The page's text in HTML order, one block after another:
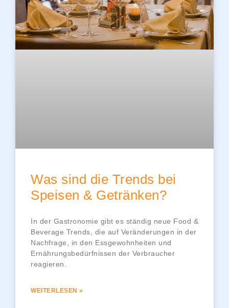
Was sind die Trends bei
Speisen & Getränken?
In der Gastronomie gibt es ständig neue Food &
Beverage Trends, die auf Veränderungen in der
Nachfrage, in den Essgewohnheiten und
Ernährungsbedürfnissen der Verbraucher
reagieren.
WEITERLESEN »